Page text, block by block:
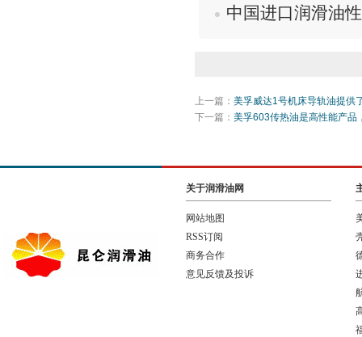
中国进口润滑油
上一篇： 美孚威达1号机床导轨油提供
下一篇： 美孚603传热油是高性能产品
关于润滑油网
网站地图
RSS订阅
商务合作
意见反馈及投诉